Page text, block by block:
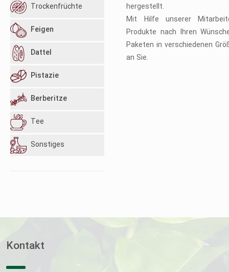
hergestellt.
Mit Hilfe unserer
Produkte nach Ihren
Paketen in verschiedenen
an Sie.
Trockenfrüchte
Feigen
Dattel
Pistazie
Berberitze
Tee
Sonstiges
Kontakt